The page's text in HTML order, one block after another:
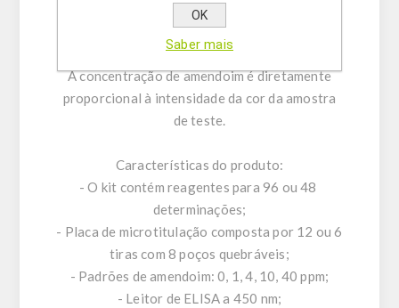
desenvolvimento da cor é inibido pela adição
de uma solução stop e a cor fica amarela. A cor
amarela é medida fotometricamente a 450 nm.
A concentração de amendoim é diretamente
proporcional à intensidade da cor da amostra
de teste.
Características do produto:
- O kit contém reagentes para 96 ou 48 ​​
determinações;
- Placa de microtitulação composta por 12 ou 6
tiras com 8 poços quebráveis;
- Padrões de amendoim: 0, 1, 4, 10, 40 ppm;
- Leitor de ELISA a 450 nm;
OK
Saber mais